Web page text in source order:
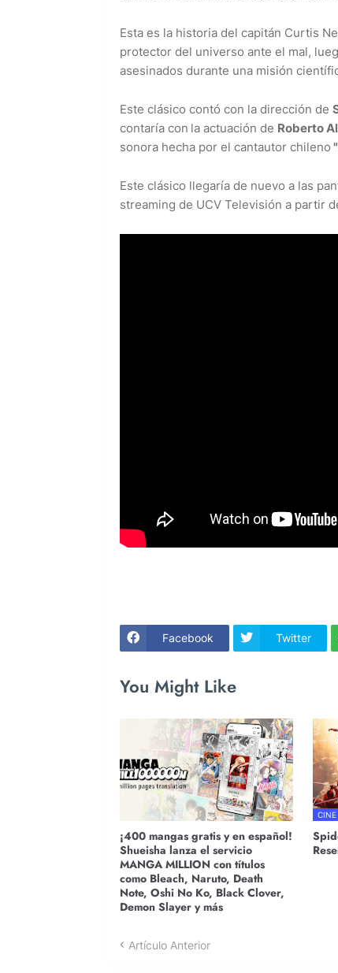
Esta es la historia del capitán Curtis
protector del universo ante el mal,
asesinados durante una misión
Este clásico contó con la dirección de
contaría con la actuación de Roberto
sonora hecha por el cantautor chileno
Este clásico llegaría de nuevo a las
streaming de UCV Televisión a partir
Facebook Twitter
You Might Like
¡400 mangas gratis y en español!
Shueisha lanza el servicio
MANGA MILLION con títulos
como Bleach, Naruto, Death
Note, Oshi No Ko, Black Clover,
Demon Slayer y más
CINE
Artículo Anterior